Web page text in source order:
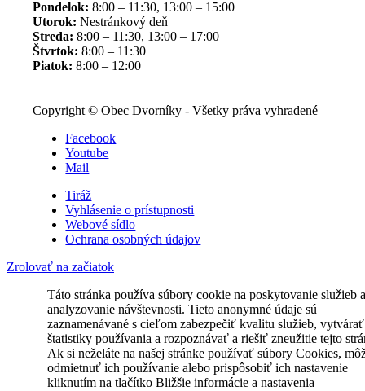
Pondelok: 8:00 – 11:30, 13:00 – 15:00
Utorok: Nestránkový deň
Streda: 8:00 – 11:30, 13:00 – 17:00
Štvrtok: 8:00 – 11:30
Piatok: 8:00 – 12:00
Copyright © Obec Dvorníky - Všetky práva vyhradené
Facebook
Youtube
Mail
Tiráž
Vyhlásenie o prístupnosti
Webové sídlo
Ochrana osobných údajov
Zrolovať na začiatok
Táto stránka používa súbory cookie na poskytovanie služieb a
analyzovanie návštevnosti. Tieto anonymné údaje sú
zaznamenávané s cieľom zabezpečiť kvalitu služieb, vytvárať
štatistiky používania a rozpoznávať a riešiť zneužitie tejto
Ak si neželáte na našej stránke používať súbory Cookies,
odmietnuť ich používanie alebo prispôsobiť ich nastavenie
kliknutím na tlačítko Bližšie informácie a nastavenia